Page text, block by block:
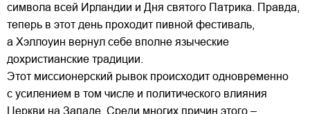
символа всей Ирландии и Дня святого Патрика. Правда,
теперь в этот день проходит пивной фестиваль,
а Хэллоуин вернул себе вполне языческие
дохристианские традиции.
Этот миссионерский рывок происходит одновременно
с усилением в том числе и политического влияния
Церкви на Западе. Среди многих причин этого –